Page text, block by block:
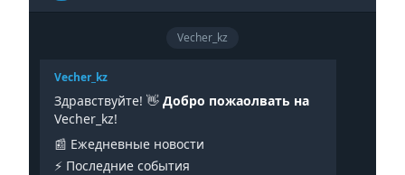
Vecher_kz
Vecher_kz
Здравствуйте! 👋 Добро пожаолвать на
Vecher_kz!
📰 Ежедневные новости
⚡️ Последние события